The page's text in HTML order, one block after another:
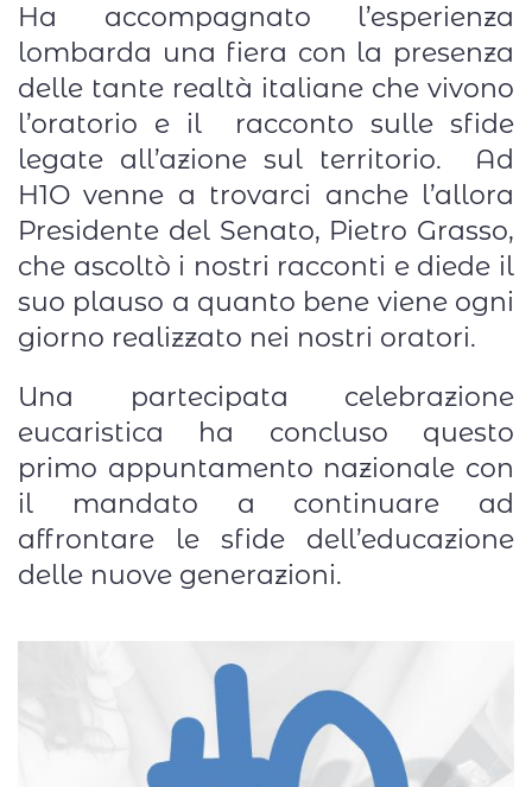
Ha accompagnato l’esperienza
lombarda una fiera con la presenza
delle tante realtà italiane che vivono
l’oratorio e il racconto sulle sfide
legate all’azione sul territorio. Ad
H1O venne a trovarci anche l’allora
Presidente del Senato, Pietro Grasso,
che ascoltò i nostri racconti e diede il
suo plauso a quanto bene viene ogni
giorno realizzato nei nostri oratori.
Una partecipata celebrazione
eucaristica ha concluso questo
primo appuntamento nazionale con
il mandato a continuare ad
affrontare le sfide dell’educazione
delle nuove generazioni.